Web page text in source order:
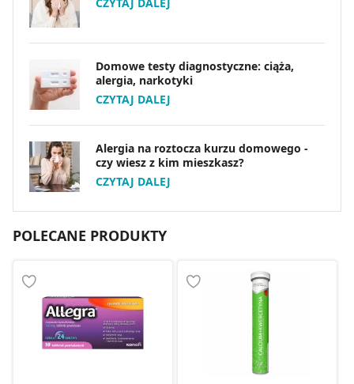
Domowe testy diagnostyczne: ciąża,
alergia, narkotyki
CZYTAJ DALEJ
Alergia na roztocza kurzu domowego -
czy wiesz z kim mieszkasz?
CZYTAJ DALEJ
POLECANE PRODUKTY